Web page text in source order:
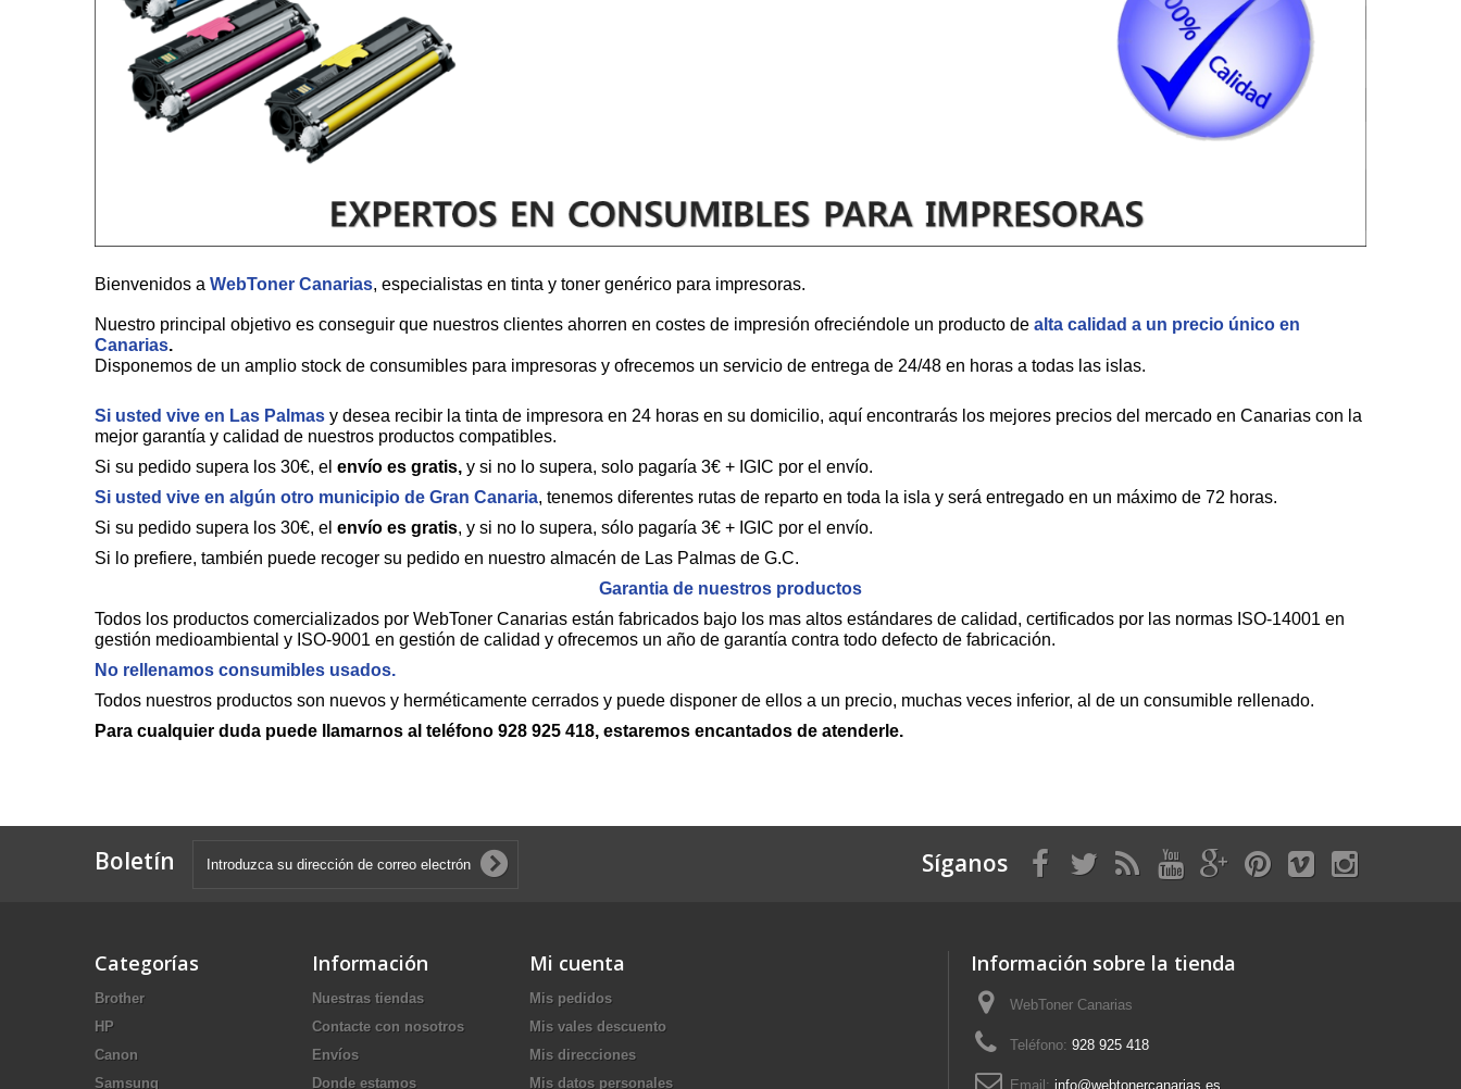
Bienvenidos a WebToner Canarias, especialistas en tinta y toner genérico para impresoras.
Nuestro principal objetivo es conseguir que nuestros clientes ahorren en costes de impresión ofreciéndole un producto de alta calidad a un precio único en
Canarias.
Disponemos de un amplio stock de consumibles para impresoras y ofrecemos un servicio de entrega de 24/48 en horas a todas las islas.
Si usted vive en Las Palmas y desea recibir la tinta de impresora en 24 horas en su domicilio, aquí encontrarás los mejores precios del mercado en Canarias con la
mejor garantía y calidad de nuestros productos compatibles.
Si su pedido supera los 30€, el envío es gratis, y si no lo supera, solo pagaría 3€ + IGIC por el envío.
Si usted vive en algún otro municipio de Gran Canaria, tenemos diferentes rutas de reparto en toda la isla y será entregado en un máximo de 72 horas.
Si su pedido supera los 30€, el envío es gratis, y si no lo supera, sólo pagaría 3€ + IGIC por el envío.
Si lo prefiere, también puede recoger su pedido en nuestro almacén de Las Palmas de G.C.
Garantia de nuestros productos
Todos los productos comercializados por WebToner Canarias están fabricados bajo los mas altos estándares de calidad, certificados por las normas ISO-14001 en
gestión medioambiental y ISO-9001 en gestión de calidad y ofrecemos un año de garantía contra todo defecto de fabricación.
No rellenamos consumibles usados.
Todos nuestros productos son nuevos y herméticamente cerrados y puede disponer de ellos a un precio, muchas veces inferior, al de un consumible rellenado.
Para cualquier duda puede llamarnos al teléfono 928 925 418, estaremos encantados de atenderle.
Boletín Síganos
Categorías
Brother
HP
Canon
Samsung
Información
Nuestras tiendas
Contacte con nosotros
Envíos
Donde estamos
Mi cuenta
Mis pedidos
Mis vales descuento
Mis direcciones
Mis datos personales
Información sobre la tienda
WebToner Canarias
Teléfono: 928 925 418
Email: info@webtonercanarias.es